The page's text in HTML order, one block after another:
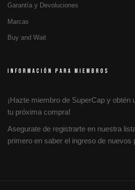
Garantía y Devoluciones
Marcas
Buy and Wait
INFORMACIÓN PARA MIEMBROS
¡Hazte miembro de SuperCap y obtén
tu próxima compra!
Asegurate de registrarte en nuestra
primero en saber el ingreso de nuevos